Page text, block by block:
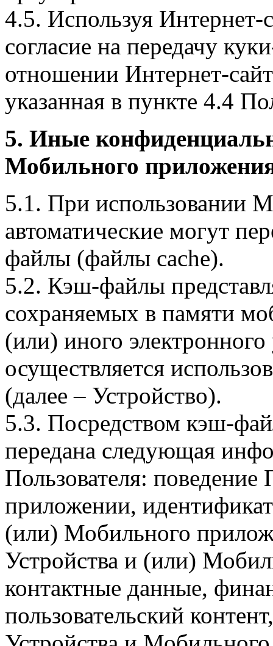
4.5. Используя Интернет-
согласие на передачу
отношении Интернет-
указанная в пункте 4.4
5. Иные
Мобильного
5.1. При использовании
автоматические могут
файлы (файлы cache).
5.2. Кэш-файлы
сохраняемых в памяти
(или) иного электронного
осуществляется
(далее – Устройство).
5.3. Посредством кэш-
передана следующая
Пользователя:
приложении,
(или) Мобильного
Устройства и (или)
контактные данные,
пользовательский